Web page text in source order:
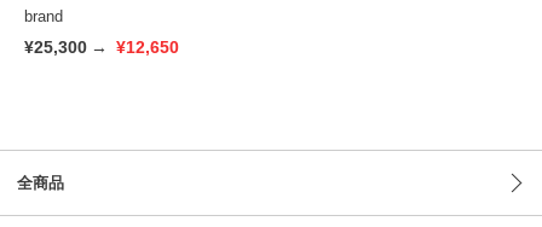
brand
¥25,300 → ¥12,650
全商品